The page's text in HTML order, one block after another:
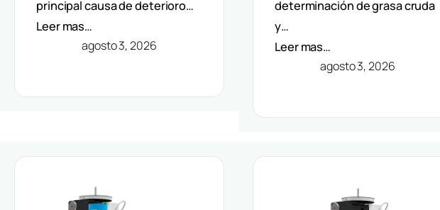
Sin Extracción De
Grasa
principal causa de deterioro…
Leer mas…
agosto 3, 2026
Método Randall
determinación de grasa cruda
y…
Leer mas…
agosto 3, 2026